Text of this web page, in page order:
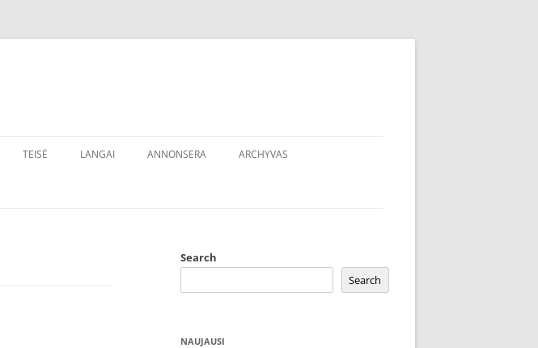
TEISĖ LANGAI ANNONSERA ARCHYVAS
Search
Search
NAUJAUSI